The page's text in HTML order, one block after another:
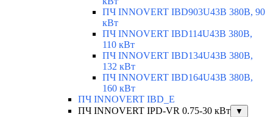
ПЧ INNOVERT IBD903U43B 380В, 90
кВт
ПЧ INNOVERT IBD114U43B 380В,
110 кВт
ПЧ INNOVERT IBD134U43B 380В,
132 кВт
ПЧ INNOVERT IBD164U43B 380В,
160 кВт
ПЧ INNOVERT IBD_E
ПЧ INNOVERT IPD-VR 0.75-30 кВт
▼